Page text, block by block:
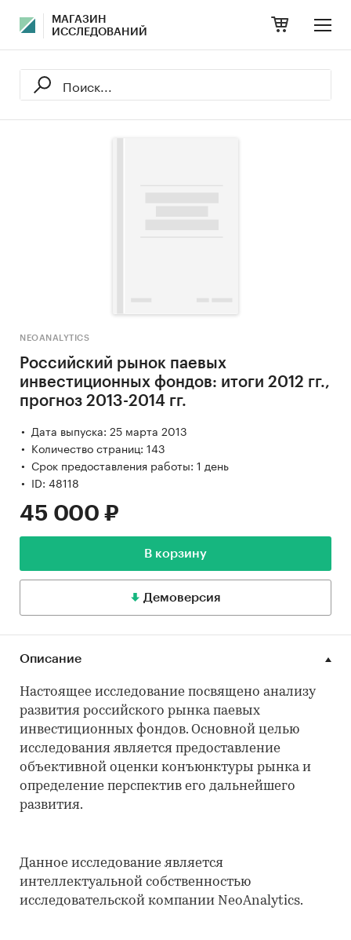
МАГАЗИН
ИССЛЕДОВАНИЙ
NEOANALYTICS
Российский рынок паевых
инвестиционных фондов: итоги 2012 гг.,
прогноз 2013-2014 гг.
Дата выпуска: 25 марта 2013
Количество страниц: 143
Срок предоставления работы: 1 день
ID: 48118
45 000 ₽
В корзину
Демоверсия
Описание
Настоящее исследование посвящено анализу
развития российского рынка паевых
инвестиционных фондов. Основной целью
исследования является предоставление
объективной оценки конъюнктуры рынка и
определение перспектив его дальнейшего
развития.
Данное исследование является
интеллектуальной собственностью
исследовательской компании NeoAnalytics.